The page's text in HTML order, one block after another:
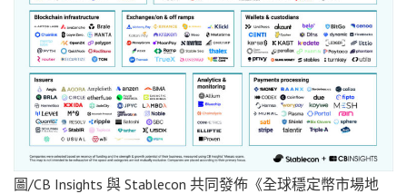
圖/CB Insights 與 Stablecon 共同發佈《全球穩定幣市場地